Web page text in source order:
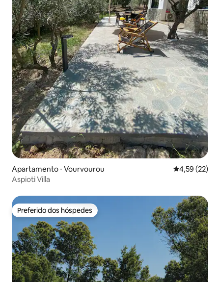
Apartamento ⋅ Vourvourou 4,59 de uma
4,59 (22)
Aspioti Villa
Preferido dos hóspedes
Preferido dos hóspedes